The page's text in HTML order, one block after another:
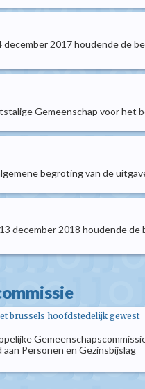
2017 houdende de
Gemeenschap voor het
begroting van de
december 2018 houdende
brussels hoofdstedelijk gewest
Personen en Gezinsbijslag